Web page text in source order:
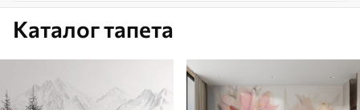
Каталог тапета